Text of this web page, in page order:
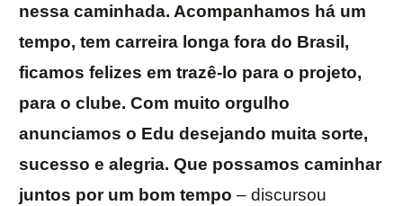
nessa caminhada. Acompanhamos há um
tempo, tem carreira longa fora do Brasil,
ficamos felizes em trazê-lo para o projeto,
para o clube. Com muito orgulho
anunciamos o Edu desejando muita sorte,
sucesso e alegria. Que possamos caminhar
juntos por um bom tempo – discursou